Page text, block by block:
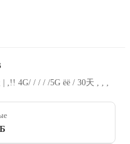
| ,!! 4G/ / / / /5G ëë / 30天 , , ,